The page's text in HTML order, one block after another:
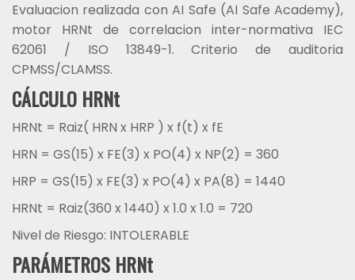
Evaluacion realizada con AI Safe (AI Safe Academy),
motor HRNt de correlacion inter-normativa IEC
62061 / ISO 13849-1. Criterio de auditoria
CPMSS/CLAMSS.
CÁLCULO HRNt
HRNt = Raiz( HRN x HRP ) x f(t) x fE
HRN = GS(15) x FE(3) x PO(4) x NP(2) = 360
HRP = GS(15) x FE(3) x PO(4) x PA(8) = 1440
HRNt = Raiz(360 x 1440) x 1.0 x 1.0 = 720
Nivel de Riesgo: INTOLERABLE
PARÁMETROS HRNt